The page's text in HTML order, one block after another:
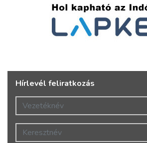
Hírlevél feliratkozás
Vezetéknév
Keresztnév